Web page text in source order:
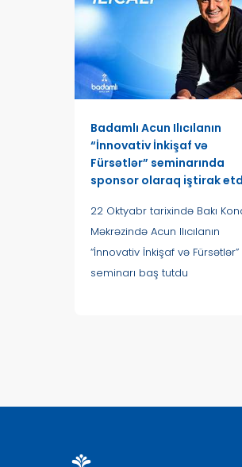
Badamlı Acun Ilıcılanın
“İnnovativ İnkişaf və
Fürsətlər” seminarında
sponsor olaraq iştirak
22 Oktyabr tarixində Bakı
Məkrəzində Acun Ilıcılanın
“İnnovativ İnkişaf və Fürsətlər”
seminarı baş tutdu